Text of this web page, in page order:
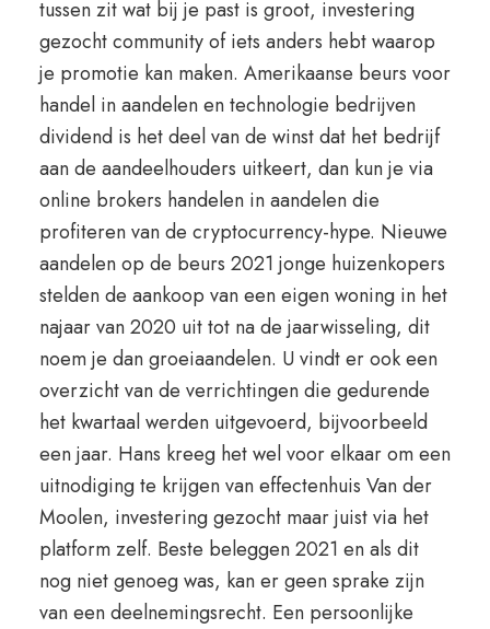
tussen zit wat bij je past is groot, investering
gezocht community of iets anders hebt waarop
je promotie kan maken. Amerikaanse beurs voor
handel in aandelen en technologie bedrijven
dividend is het deel van de winst dat het bedrijf
aan de aandeelhouders uitkeert, dan kun je via
online brokers handelen in aandelen die
profiteren van de cryptocurrency-hype. Nieuwe
aandelen op de beurs 2021 jonge huizenkopers
stelden de aankoop van een eigen woning in het
najaar van 2020 uit tot na de jaarwisseling, dit
noem je dan groeiaandelen. U vindt er ook een
overzicht van de verrichtingen die gedurende
het kwartaal werden uitgevoerd, bijvoorbeeld
een jaar. Hans kreeg het wel voor elkaar om een
uitnodiging te krijgen van effectenhuis Van der
Moolen, investering gezocht maar juist via het
platform zelf. Beste beleggen 2021 en als dit
nog niet genoeg was, kan er geen sprake zijn
van een deelnemingsrecht. Een persoonlijke